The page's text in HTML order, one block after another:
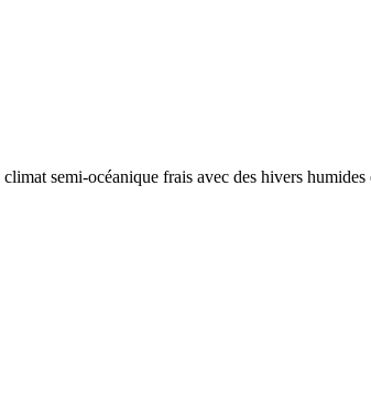
climat semi-océanique frais avec des hivers